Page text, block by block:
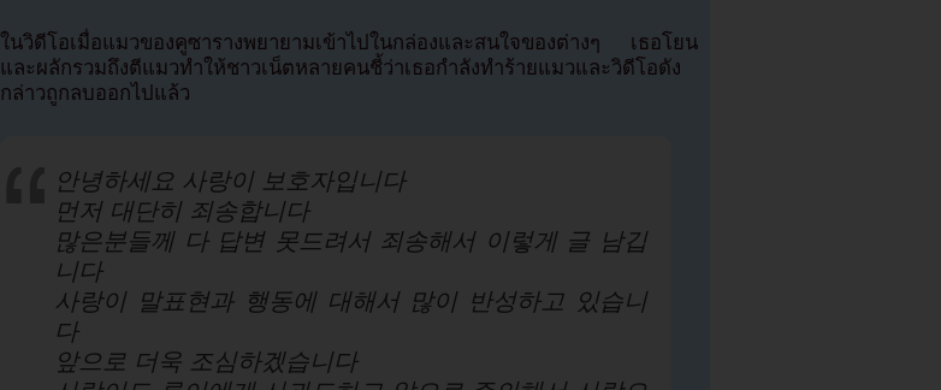
ในวิดีโอเมื่อแมวของคูซารางพยายามเข้าไปในกล่องและสนใจของต่างๆ เธอโยน
และผลักรวมถึงตีแมวทำให้ชาวเน็ตหลายคนชี้ว่าเธอกำลังทำร้ายแมวและวิดีโอดัง
กล่าวถูกลบออกไปแล้ว
안녕하세요 사랑이 보호자입니다
먼저 대단히 죄송합니다
많은분들께 다 답변 못드려서 죄송해서 이렇게 글 남깁
니다
사랑이 말표현과 행동에 대해서 많이 반성하고 있습니
다
앞으로 더욱 조심하겠습니다